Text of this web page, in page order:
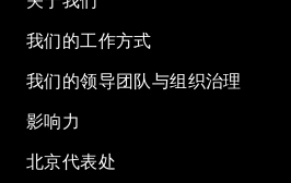
我们的工作方式
我们的领导团队与组织治理
影响力
北京代表处